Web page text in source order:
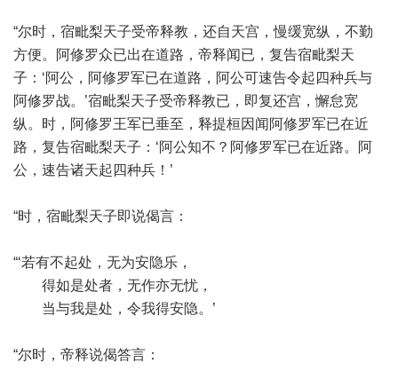
“尔时，宿毗梨天子受帝释教，还自天宫，慢缓宽纵，不勤
方便。阿修罗众已出在道路，帝释闻已，复告宿毗梨天
子：‘阿公，阿修罗军已在道路，阿公可速告令起四种兵与
阿修罗战。’宿毗梨天子受帝释教已，即复还宫，懈怠宽
纵。时，阿修罗王军已垂至，释提桓因闻阿修罗军已在近
路，复告宿毗梨天子：‘阿公知不？阿修罗军已在近路。阿
公，速告诸天起四种兵！’
“时，宿毗梨天子即说偈言：
“‘若有不起处，无为安隐乐，
得如是处者，无作亦无忧，
当与我是处，令我得安隐。’
“尔时，帝释说偈答言：